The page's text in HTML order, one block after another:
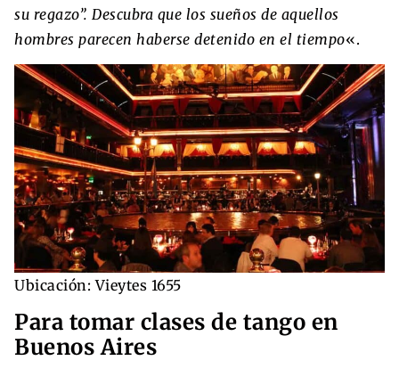
su regazo”. Descubra que los sueños de aquellos
hombres parecen haberse detenido en el tiempo«.
Ubicación: Vieytes 1655
Para tomar clases de tango en
Buenos Aires